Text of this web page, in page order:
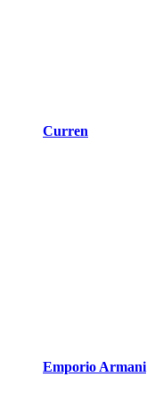
Curren
Emporio Armani